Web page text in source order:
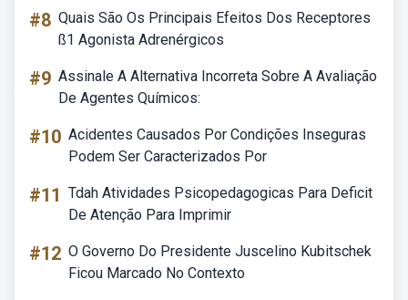
#8 Quais São Os Principais Efeitos Dos Receptores
ß1 Agonista Adrenérgicos
#9 Assinale A Alternativa Incorreta Sobre A Avaliação
De Agentes Químicos:
#10 Acidentes Causados Por Condições Inseguras
Podem Ser Caracterizados Por
#11 Tdah Atividades Psicopedagogicas Para Deficit
De Atenção Para Imprimir
#12 O Governo Do Presidente Juscelino Kubitschek
Ficou Marcado No Contexto